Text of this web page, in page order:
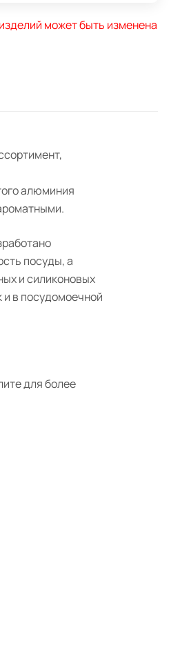
может быть изменена
алюминия
посуды, а
и силиконовых
и в посудомоечной
для более